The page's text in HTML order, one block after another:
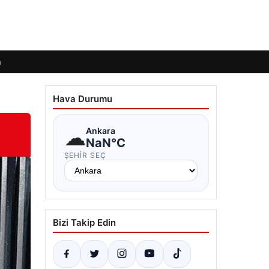
Hava Durumu
☁Ankara
NaN°C
ŞEHIR SEÇ
Bizi Takip Edin